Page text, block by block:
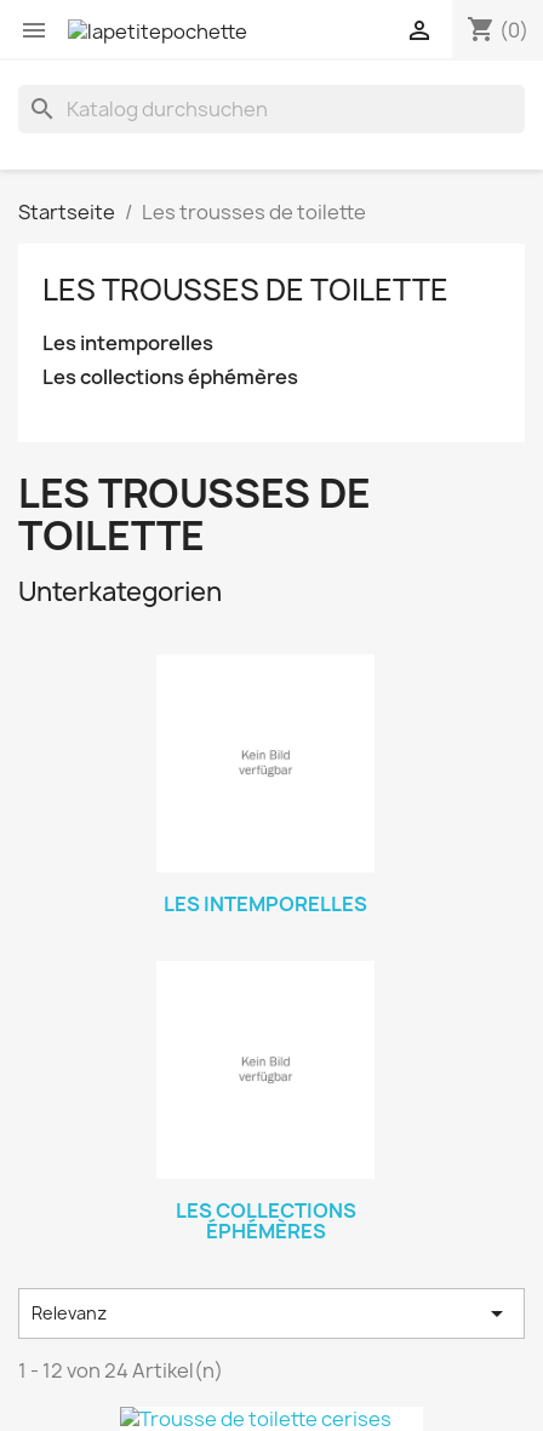
 shopping_cart (0)

search
Startseite Les trousses de toilette
LES TROUSSES DE TOILETTE
Les intemporelles
Les collections éphémères
LES TROUSSES DE
TOILETTE
Unterkategorien
LES INTEMPORELLES
LES COLLECTIONS
ÉPHÉMÈRES
Relevanz 
1 - 12 von 24 Artikel(n)